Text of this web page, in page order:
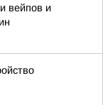
вейпов и